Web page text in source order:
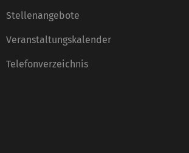
Stellenangebote
Veranstaltungskalender
Telefonverzeichnis